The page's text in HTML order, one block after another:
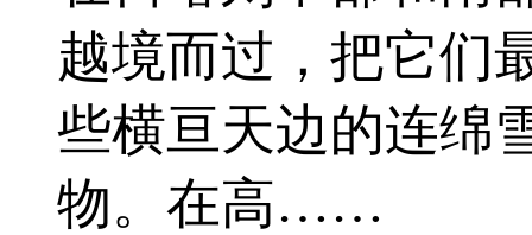
越境而过，把它们
些横亘天边的连绵
物。在高……